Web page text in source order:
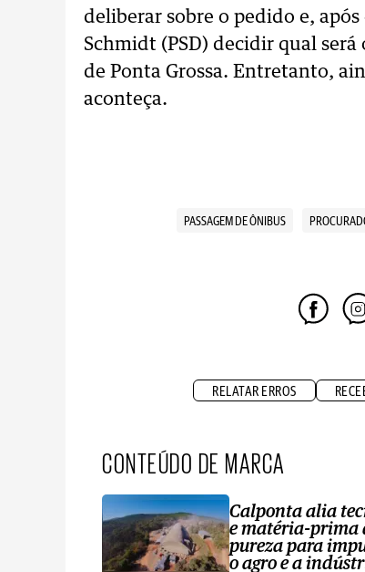
deliberar sobre o pedido e,
Schmidt (PSD) decidir qual
de Ponta Grossa. Entretanto,
aconteça.
PASSAGEM DE ÔNIBUS
RELATAR ERROS
CONTEÚDO DE MARCA
Calponta alia
e matéria-prima
pureza para
o agro e a